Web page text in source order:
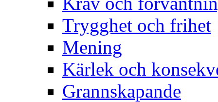
Trygghet och frihet
Mening
Kärlek och
Grannskapande